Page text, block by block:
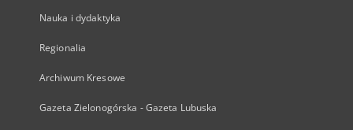
Nauka i dydaktyka
Regionalia
Archiwum Kresowe
Gazeta Zielonogórska - Gazeta Lubuska